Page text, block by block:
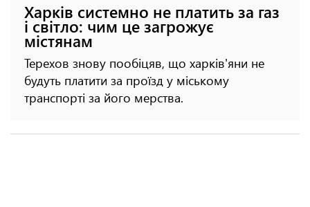
Харків системно не платить за газ
і світло: чим це загрожує
містянам
Терехов знову пообіцяв, що харків'яни не
будуть платити за проїзд у міському
транспорті за його мерства.